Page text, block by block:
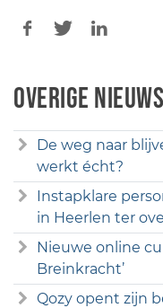
Overige nieuws
De weg naar
werkt écht?
Instapklare
in Heerlen ter
Nieuwe online
Breinkracht’
Qozy opent zijn